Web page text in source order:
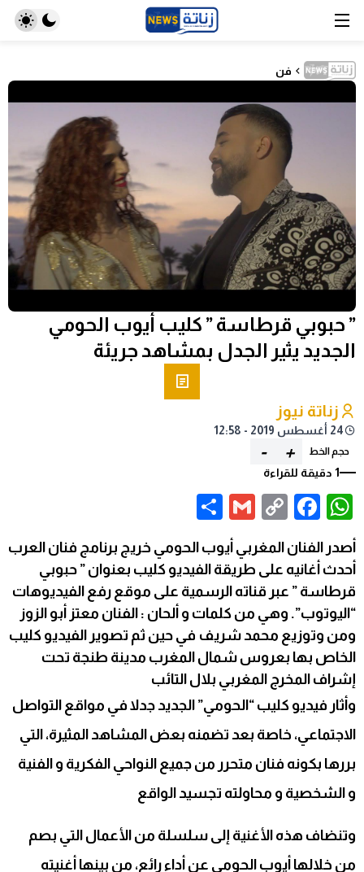
فن
” حبوبي قرطاسة ” كليب أيوب الحومي
الجديد يثير الجدل بمشاهد جريئة
زناتة نيوز
24 أغسطس 2019 - 12:58
حجم الخط +
-
1 دقيقة للقراءة
WhatsApp
Facebook
Copy
Link
Gmail
أصدر الفنان المغربي أيوب الحومي خريج برنامج فنان العرب
أحدث أغانيه على طريقة الفيديو كليب بعنوان ” حبوبي
قرطاسة ” عبر قناته الرسمية على موقع رفع الفيديوهات
“اليوتوب”. وهي من كلمات و ألحان : الفنان معتز أبو الزوز
ومن وتوزيع محمد شريف في حين ثم تصوير الفيديو كليب
الخاص بها بعروس شمال المغرب مدينة طنجة تحت
إشراف المخرج المغربي بلال التائب
وأثار فيديو كليب “الحومي” الجديد جدلا في مواقع التواصل
الاجتماعي، خاصة بعد تضمنه بعض المشاهد المثيرة، التي
بررها بكونه فنان متحرر من جميع النواحي الفكرية و الفنية
و الشخصية و محاولته تجسيد الواقع
وتنضاف هذه الأغنية إلى سلسلة من الأعمال التي بصم
من خلالها أيوب الحومي عن أداء رائع، من بينها أغنيته